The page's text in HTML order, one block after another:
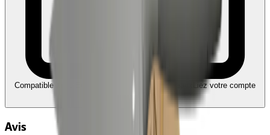
Compatible avec Ecochèques et Chèques-cadeaux
Liez votre compte
Avis